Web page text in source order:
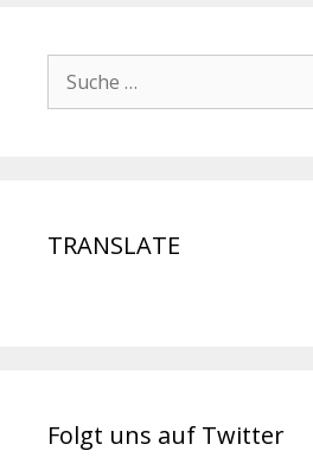
TRANSLATE
Folgt uns auf Twitter